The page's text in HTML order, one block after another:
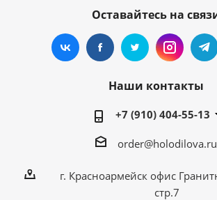
Оставайтесь на
Наши контакты
+7 (910) 404-55-13
order@holodilova.ru
г. Красноармейск офис
стр.7